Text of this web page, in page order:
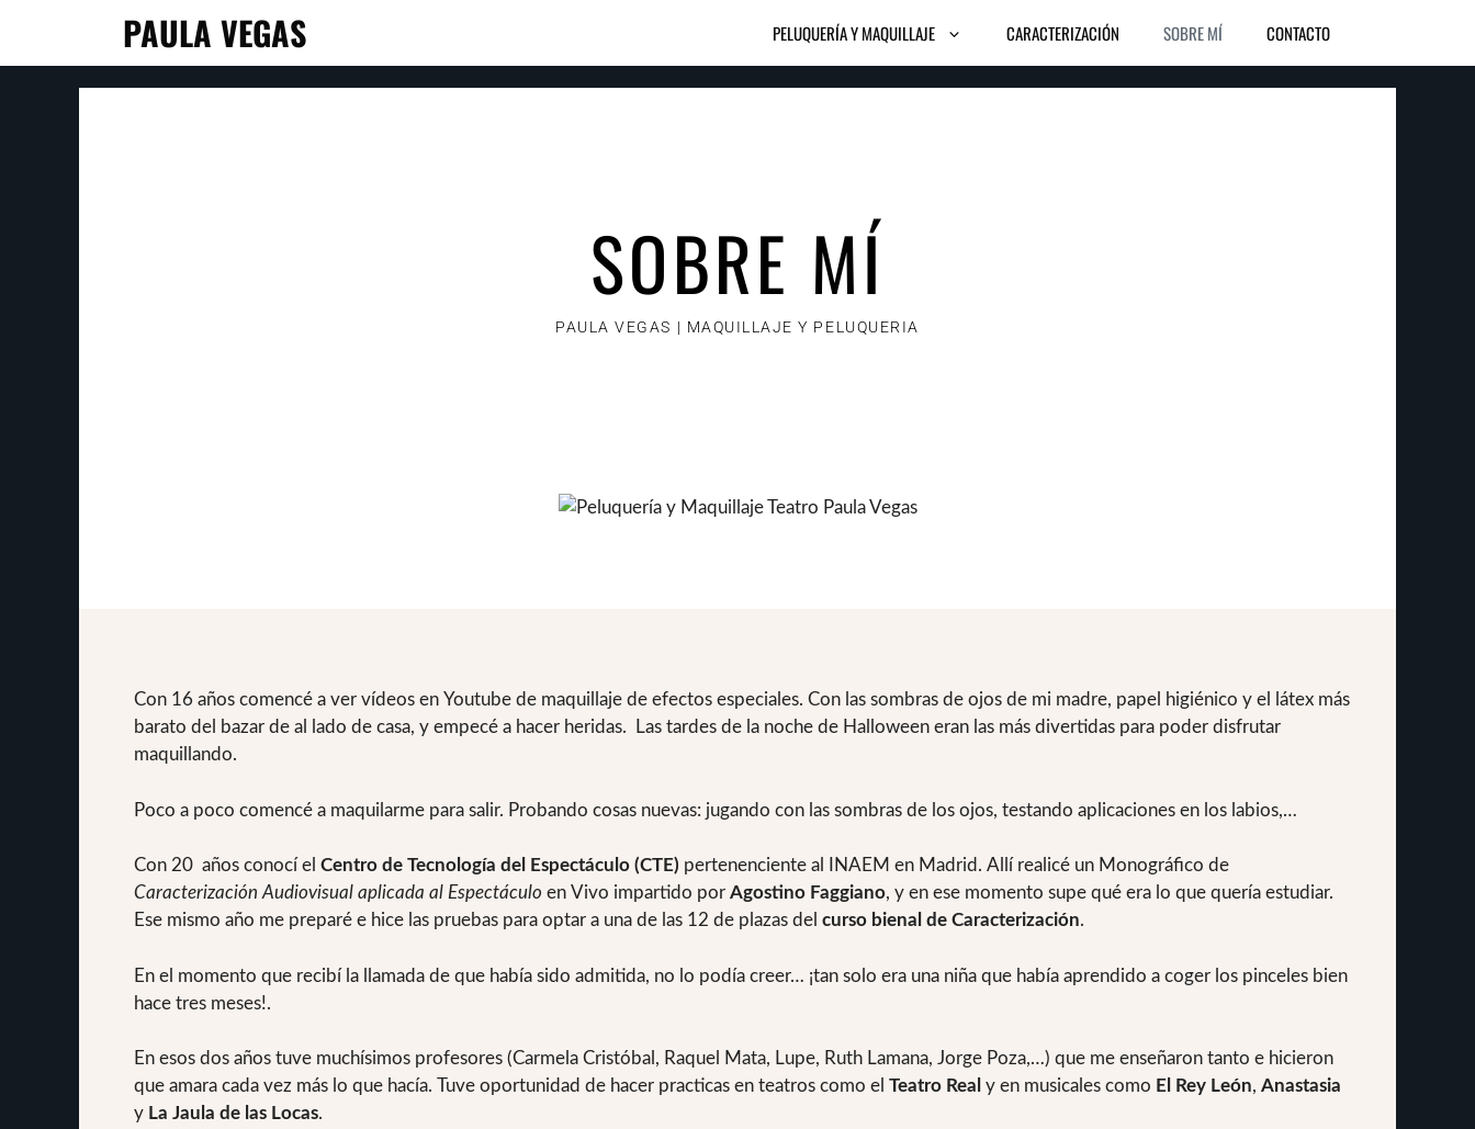
PAULA VEGAS PELUQUERÍA Y MAQUILLAJE CARACTERIZACIÓN SOBRE MÍ CONTACTO
SOBRE MÍ
PAULA VEGAS | MAQUILLAJE Y PELUQUERIA
Con 16 años comencé a ver vídeos en Youtube de maquillaje de efectos especiales. Con las sombras de ojos de mi madre, papel higiénico y el látex más
barato del bazar de al lado de casa, y empecé a hacer heridas. Las tardes de la noche de Halloween eran las más divertidas para poder disfrutar
maquillando.
Poco a poco comencé a maquilarme para salir. Probando cosas nuevas: jugando con las sombras de los ojos, testando aplicaciones en los labios,…
Con 20 años conocí el Centro de Tecnología del Espectáculo (CTE) pertenenciente al INAEM en Madrid. Allí realicé un Monográfico de
Caracterización Audiovisual aplicada al Espectáculo en Vivo impartido por Agostino Faggiano, y en ese momento supe qué era lo que quería estudiar.
Ese mismo año me preparé e hice las pruebas para optar a una de las 12 de plazas del curso bienal de Caracterización.
En el momento que recibí la llamada de que había sido admitida, no lo podía creer… ¡tan solo era una niña que había aprendido a coger los pinceles bien
hace tres meses!.
En esos dos años tuve muchísimos profesores (Carmela Cristóbal, Raquel Mata, Lupe, Ruth Lamana, Jorge Poza,…) que me enseñaron tanto e hicieron
que amara cada vez más lo que hacía. Tuve oportunidad de hacer practicas en teatros como el Teatro Real y en musicales como El Rey León, Anastasia
y La Jaula de las Locas.